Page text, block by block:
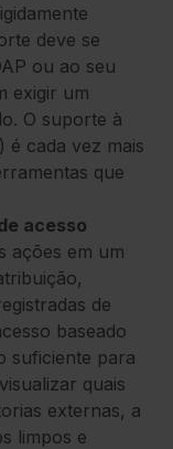
deve se
ou ao seu
exigir um
O suporte à
é cada vez mais
que
acesso
ações em um
de
baseado
suficiente para
quais
externas, a
limpos e